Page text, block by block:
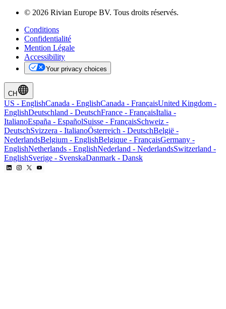
© 2026 Rivian Europe BV. Tous droits réservés.
Conditions
Confidentialité
Mention Légale
Accessibility
Your privacy choices
CH
US - EnglishCanada - EnglishCanada - FrançaisUnited Kingdom -
EnglishDeutschland - DeutschFrance - FrançaisItalia -
ItalianoEspaña - EspañolSuisse - FrançaisSchweiz -
DeutschSvizzera - ItalianoÖsterreich - DeutschBelgië -
NederlandsBelgium - EnglishBelgique - FrançaisGermany -
EnglishNetherlands - EnglishNederland - NederlandsSwitzerland -
EnglishSverige - SvenskaDanmark - Dansk